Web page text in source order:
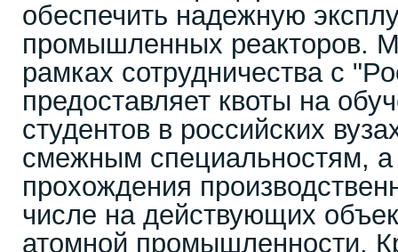
обеспечить надежную
промышленных реакторов.
рамках сотрудничества с
предоставляет квоты на
студентов в российских
смежным специальностям, а
прохождения
числе на действующих
атомной промышленности.